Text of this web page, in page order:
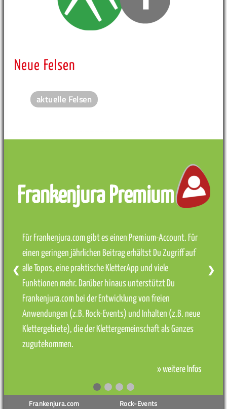
Neue Felsen
aktuelle Felsen
Frankenjura Premium
Für Frankenjura.com gibt es einen Premium-Account. Für
einen geringen jährlichen Beitrag erhältst Du Zugriff auf
alle Topos, eine praktische KletterApp und viele
Funktionen mehr. Darüber hinaus unterstützt Du
Frankenjura.com bei der Entwicklung von freien
Anwendungen (z.B. Rock-Events) und Inhalten (z.B. neue
Klettergebiete), die der Klettergemeinschaft als Ganzes
zugutekommen.
» weitere Infos
❮ ❯
Frankenjura.com Rock-Events